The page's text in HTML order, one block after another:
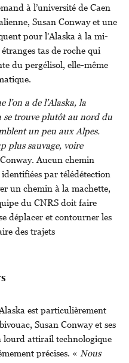
à l’université de Caen
Susan Conway et une
pour l’Alaska à la mi-
tas de roche qui
du pergélisol, elle-même
l’on a de l’Alaska, la
se trouve plutôt au nord du
un peu aux Alpes.
plus sauvage, voire
Aucun chemin
par télédétection
un chemin à la machette,
du CNRS doit faire
déplacer et contourner les
des trajets
est particulièrement
Susan Conway et ses
lourd attirail technologique
précises. « Nous